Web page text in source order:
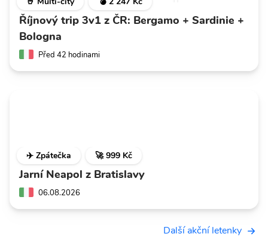
Říjnový trip 3v1 z ČR: Bergamo + Sardinie +
Bologna
Před 42 hodinami
✈️ Zpátečka 🚀 999 Kč
Jarní Neapol z Bratislavy
06.08.2026
Další akční letenky